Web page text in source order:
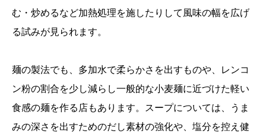
む・炒めるなど加熱処理を施したりして風味の幅を広げ
る試みが見られます。
麺の製法でも、多加水で柔らかさを出すものや、レンコ
ン粉の割合を少し減らし一般的な小麦麺に近づけた軽い
食感の麺を作る店もあります。スープについては、うま
みの深さを出すためのだし素材の強化や、塩分を控え健